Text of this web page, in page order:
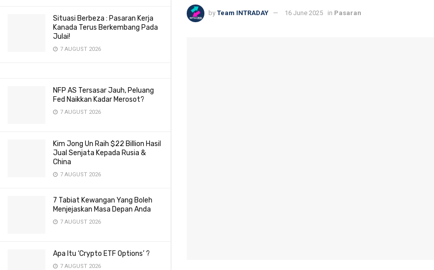
Situasi Berbeza : Pasaran Kerja
Kanada Terus Berkembang Pada
Julai!
7 AUGUST 2026
NFP AS Tersasar Jauh, Peluang
Fed Naikkan Kadar Merosot?
7 AUGUST 2026
Kim Jong Un Raih $22 Billion Hasil
Jual Senjata Kepada Rusia &
China
7 AUGUST 2026
7 Tabiat Kewangan Yang Boleh
Menjejaskan Masa Depan Anda
7 AUGUST 2026
Apa Itu ‘Crypto ETF Options’ ?
7 AUGUST 2026
by Team INTRADAY 16 June 2025 in Pasaran